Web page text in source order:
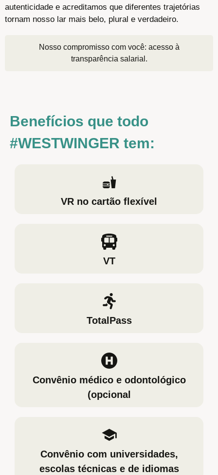
autenticidade e acreditamos que diferentes trajetórias
tornam nosso lar mais belo, plural e verdadeiro.
Nosso compromisso com você: acesso à
transparência salarial.
Benefícios que todo
#WESTWINGER tem:
VR no cartão flexível
VT
TotalPass
Convênio médico e odontológico
(opcional
Convênio com universidades,
escolas técnicas e de idiomas